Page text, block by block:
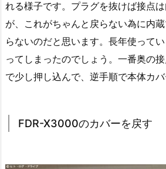
れる様子です。プラグを抜けば接点
が、これがちゃんと戻らない為に内
らないのだと思います。長年使って
ってしまったのでしょう。一番奥の
で少し押し込んで、逆手順で本体カバ
FDR-X3000のカバーを戻す